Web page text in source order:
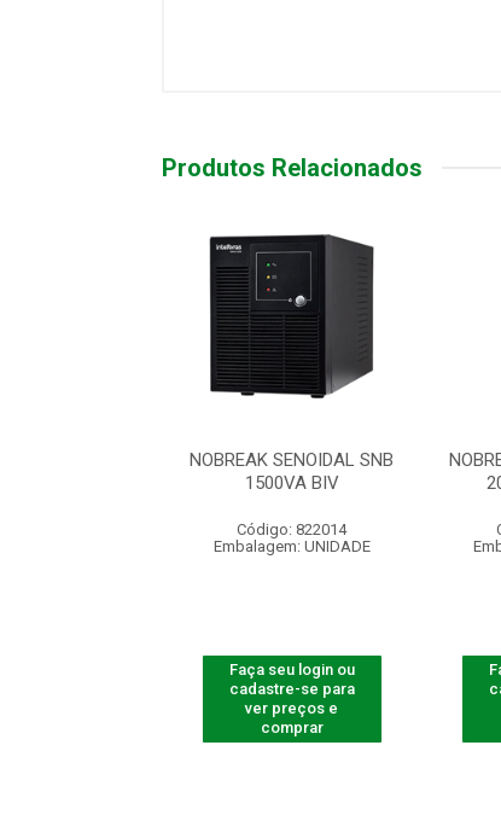
Produtos Relacionados
NOBREAK SENOIDAL SNB
1500VA BIV
Código: 822014
Embalagem: UNIDADE
Faça seu login ou
cadastre-se para
ver preços e
comprar